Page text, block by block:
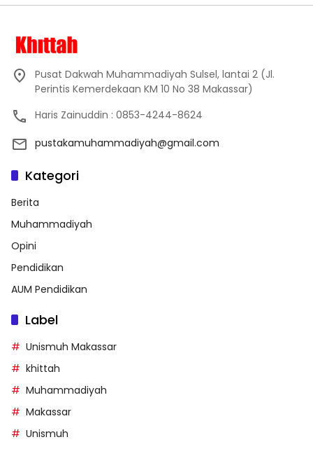
Pusat Dakwah Muhammadiyah Sulsel, lantai 2 (Jl.
Perintis Kemerdekaan KM 10 No 38 Makassar)
Haris Zainuddin : 0853-4244-8624
pustakamuhammadiyah@gmail.com
Kategori
Berita
Muhammadiyah
Opini
Pendidikan
AUM Pendidikan
Label
Unismuh Makassar
khittah
Muhammadiyah
Makassar
Unismuh